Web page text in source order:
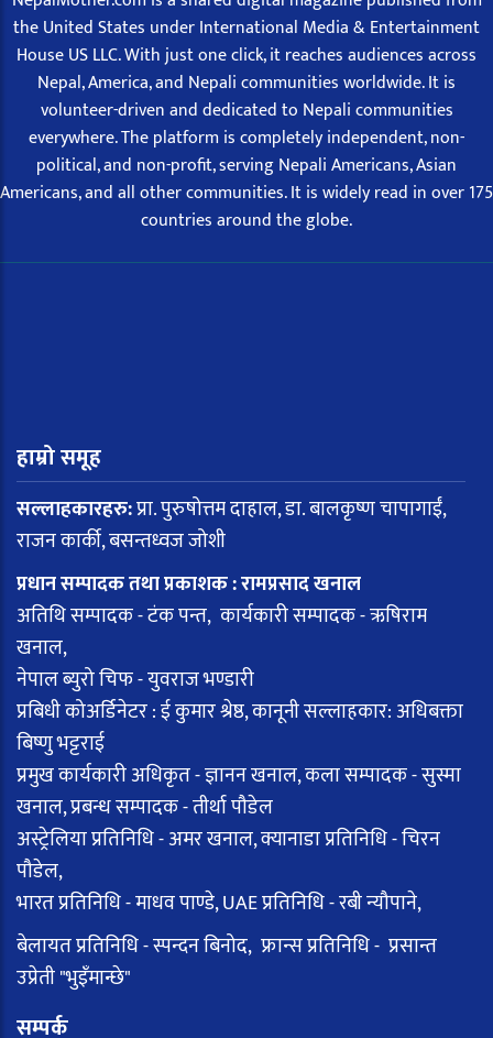
the United States under International Media & Entertainment
House US LLC. With just one click, it reaches audiences across
Nepal, America, and Nepali communities worldwide. It is
volunteer-driven and dedicated to Nepali communities
everywhere. The platform is completely independent, non-
political, and non-profit, serving Nepali Americans, Asian
Americans, and all other communities. It is widely read in over 175
countries around the globe.
हाम्रो समूह
सल्लाहकारहरु:प्रा. पुरुषोत्तम दाहाल, डा. बालकृष्ण चापागाईं,
राजन कार्की, बसन्तध्वज जोशी
प्रधान सम्पादक तथा प्रकाशक : रामप्रसाद खनाल
अतिथि सम्पादक - टंक पन्त, कार्यकारी सम्पादक - ऋषिराम
खनाल,
नेपाल ब्युरो चिफ - युवराज भण्डारी
प्रबिधी कोअर्डिनेटर : ई कुमार श्रेष्ठ, कानूनी सल्लाहकार: अधिबक्ता
बिष्णु भट्टराई
प्रमुख कार्यकारी अधिकृत - ज्ञानन खनाल, कला सम्पादक - सुस्मा
खनाल, प्रबन्ध सम्पादक - तीर्था पौडेल
अस्ट्रेलिया प्रतिनिधि - अमर खनाल, क्यानाडा प्रतिनिधि - चिरन
पौडेल,
भारत प्रतिनिधि - माधव पाण्डे, UAE प्रतिनिधि - रबी न्यौपाने,
बेलायत प्रतिनिधि - स्पन्दन बिनोद, फ्रान्स प्रतिनिधि - प्रसान्त
उप्रेती "भुइँमान्छे"
सम्पर्क